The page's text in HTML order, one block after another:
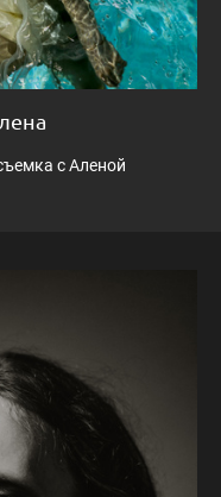
с Аленой